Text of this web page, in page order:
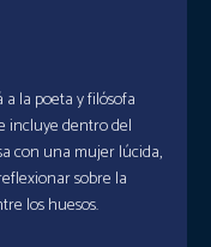
la poeta y filósofa
incluye dentro del
con una mujer lúcida,
sobre la
los huesos.